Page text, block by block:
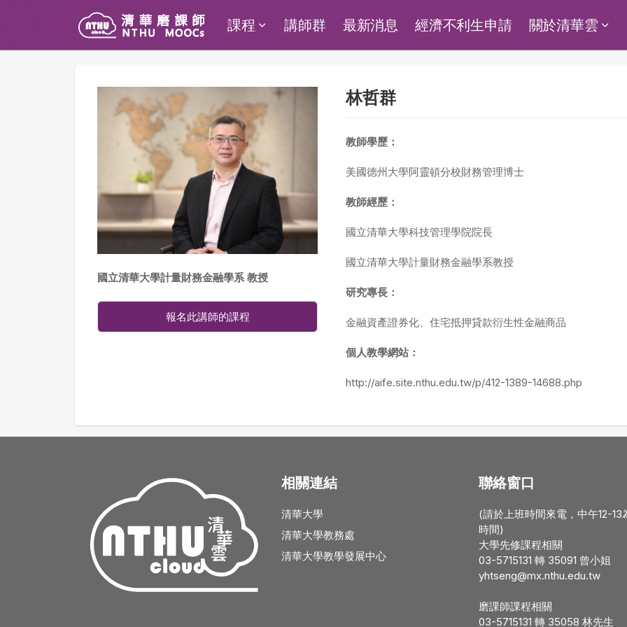
課程 講師群 最新消息 經濟不利生申請 關於清華雲
國立清華大學計量財務金融學系 教授
報名此講師的課程
林哲群
教師學歷：
美國德州大學阿靈頓分校財務管理博士
教師經歷：
國立清華大學科技管理學院院長
國立清華大學計量財務金融學系教授
研究專長：
金融資產證券化、住宅抵押貸款衍生性金融商品
個人教學網站：
http://aife.site.nthu.edu.tw/p/412-1389-14688.php
相關連結
清華大學
清華大學教務處
清華大學教學發展中心
聯絡窗口
(請於上班時間來電，中午12-13
時間)
大學先修課程相關
03-5715131 轉 35091 曾小姐
yhtseng@mx.nthu.edu.tw
磨課師課程相關
03-5715131 轉 35058 林先生